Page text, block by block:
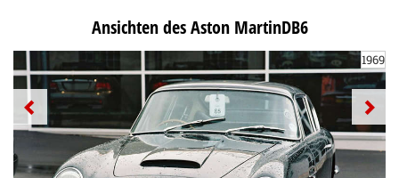
Ansichten des Aston MartinDB6
1969